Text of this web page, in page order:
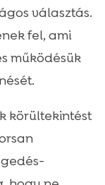
választás.
fel, ami
működésük
körültekintést